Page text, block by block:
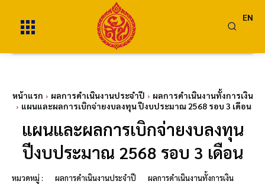
EN
หน้าแรก ผลการดำเนินงานประจำปี
ผลการดำเนินงานทั้งการเงิน
แผนและผลการเบิกจ่ายงบลงทุน ปีงบประมาณ 2568 รอบ 3 เดือน
แผนและผลการเบิกจ่ายงบลงทุน
ปีงบประมาณ 2568 รอบ 3 เดือน
หมวดหมู่ : ผลการดำเนินงานประจำปี ผลการดำเนินงานทั้งการเงิน